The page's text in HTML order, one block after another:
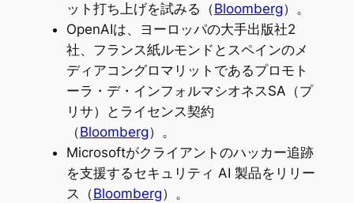
ット打ち上げを試みる（Bloomberg）。
OpenAIは、ヨーロッパの大手出版社2
社、フランス紙ルモンドとスペインのメ
ディアコングロマリットであるプロモト
ーラ・デ・インフォルマシオネスSA（プ
リサ）とライセンス契約
（Bloomberg）。
Microsoftがクライアントのハッカー追跡
を支援するセキュリティ AI 製品をリリー
ス（Bloomberg）。